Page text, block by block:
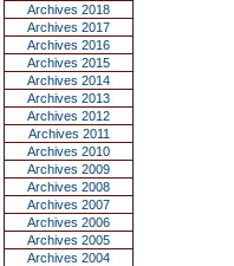
Archives 2018
Archives 2017
Archives 2016
Archives 2015
Archives 2014
Archives 2013
Archives 2012
Archives 2011
Archives 2010
Archives 2009
Archives 2008
Archives 2007
Archives 2006
Archives 2005
Archives 2004